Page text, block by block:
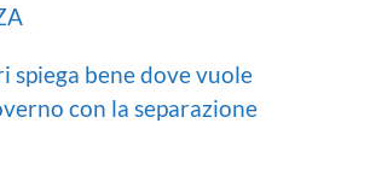
spiega bene dove vuole
con la separazione